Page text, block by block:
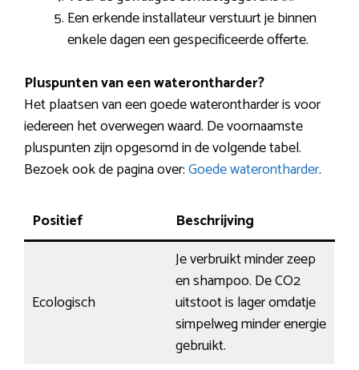
Een erkende installateur verstuurt je binnen
enkele dagen een gespecificeerde offerte.
Pluspunten van een waterontharder?
Het plaatsen van een goede waterontharder is voor
iedereen het overwegen waard. De voornaamste
pluspunten zijn opgesomd in de volgende tabel.
Bezoek ook de pagina over:Goede waterontharder.
Positief Beschrijving
Ecologisch
Je verbruikt minder zeep
en shampoo. De CO2
uitstoot is lager omdatje
simpelweg minder energie
gebruikt.